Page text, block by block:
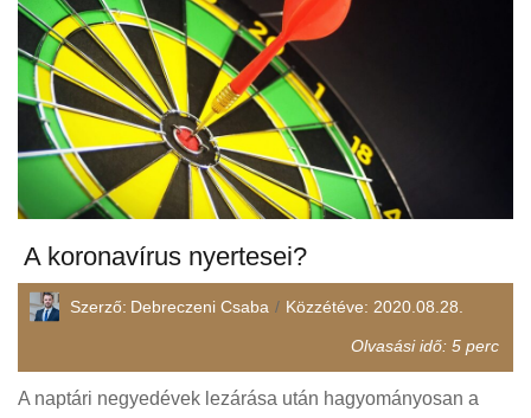
A koronavírus nyertesei?
Szerző: Debreczeni Csaba Közzétéve: 2020.08.28.
Olvasási idő: 5 perc
A naptári negyedévek lezárása után hagyományosan a